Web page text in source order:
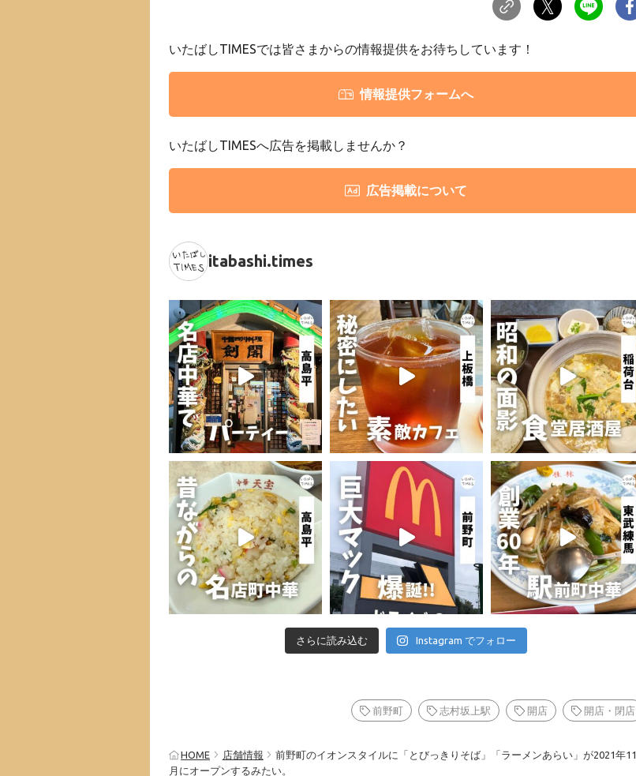
いたばしTIMESでは皆さまからの情報提供をお待ちしています！
情報提供フォームへ
いたばしTIMESへ広告を掲載しませんか？
広告掲載について
itabashi.times
さらに読み込む Instagram でフォロー
前野町 志村坂上駅 開店 開店・閉店
HOME 店舗情報
前野町のイオンスタイルに「とびっきりそば」「ラーメンあらい」が2021年11
月にオープンするみたい。